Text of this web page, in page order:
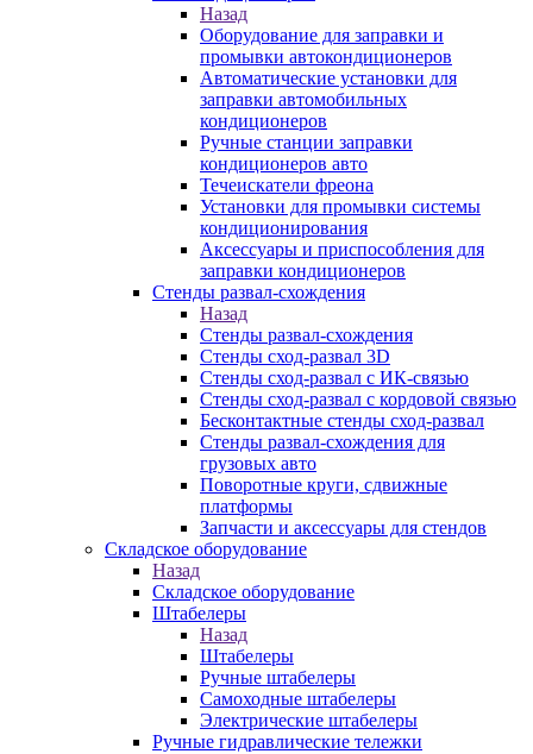
Назад
Оборудование для заправки и
промывки автокондиционеров
Автоматические установки для
заправки автомобильных
кондиционеров
Ручные станции заправки
кондиционеров авто
Течеискатели фреона
Установки для промывки системы
кондиционирования
Аксессуары и приспособления для
заправки кондиционеров
Стенды развал-схождения
Назад
Стенды развал-схождения
Стенды сход-развал 3D
Стенды сход-развал с ИК-связью
Стенды сход-развал с кордовой связью
Бесконтактные стенды сход-развал
Стенды развал-схождения для
грузовых авто
Поворотные круги, сдвижные
платформы
Запчасти и аксессуары для стендов
Складское оборудование
Назад
Складское оборудование
Штабелеры
Назад
Штабелеры
Ручные штабелеры
Самоходные штабелеры
Электрические штабелеры
Ручные гидравлические тележки